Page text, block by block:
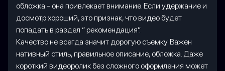
обложка - она привлекает внимание. Если удержание и
досмотр хороший, это признак, что видео будет
попадать в раздел “ рекомендация”.
Качество не всегда значит дорогую съемку. Важен
нативный стиль, правильное описание, обложка. Даже
короткий видеоролик без сложного оформления может